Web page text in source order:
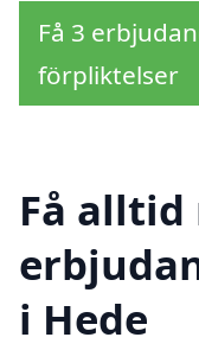
Få 3
förpliktelser
Få alltid
i Hede